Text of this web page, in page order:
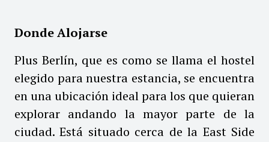
Donde Alojarse
Plus Berlín, que es como se llama el hostel
elegido para nuestra estancia, se encuentra
en una ubicación ideal para los que quieran
explorar andando la mayor parte de la
ciudad. Está situado cerca de la East Side